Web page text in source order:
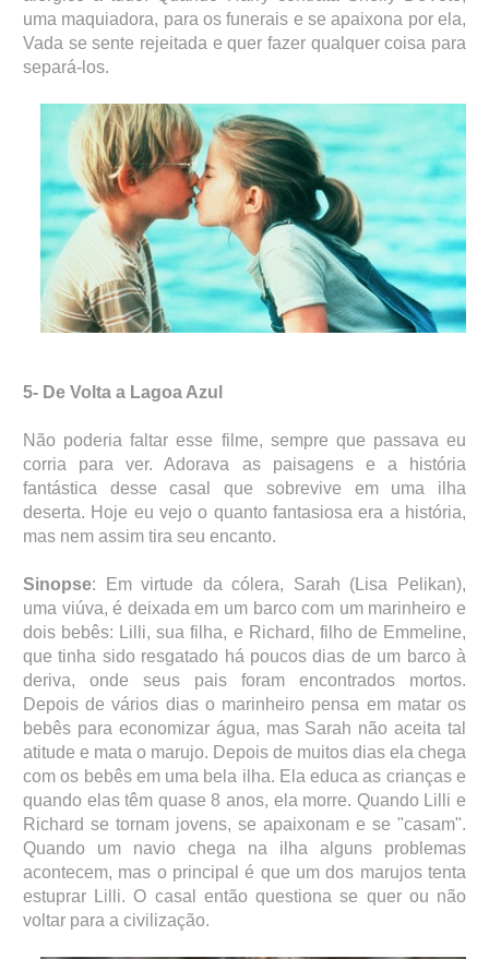
uma maquiadora, para os funerais e se apaixona por ela,
Vada se sente rejeitada e quer fazer qualquer coisa para
separá-los.
5- De Volta a Lagoa Azul
Não poderia faltar esse filme, sempre que passava eu
corria para ver. Adorava as paisagens e a história
fantástica desse casal que sobrevive em uma ilha
deserta. Hoje eu vejo o quanto fantasiosa era a história,
mas nem assim tira seu encanto.
Sinopse: Em virtude da cólera, Sarah (Lisa Pelikan),
uma viúva, é deixada em um barco com um marinheiro e
dois bebês: Lilli, sua filha, e Richard, filho de Emmeline,
que tinha sido resgatado há poucos dias de um barco à
deriva, onde seus pais foram encontrados mortos.
Depois de vários dias o marinheiro pensa em matar os
bebês para economizar água, mas Sarah não aceita tal
atitude e mata o marujo. Depois de muitos dias ela chega
com os bebês em uma bela ilha. Ela educa as crianças e
quando elas têm quase 8 anos, ela morre. Quando Lilli e
Richard se tornam jovens, se apaixonam e se "casam".
Quando um navio chega na ilha alguns problemas
acontecem, mas o principal é que um dos marujos tenta
estuprar Lilli. O casal então questiona se quer ou não
voltar para a civilização.